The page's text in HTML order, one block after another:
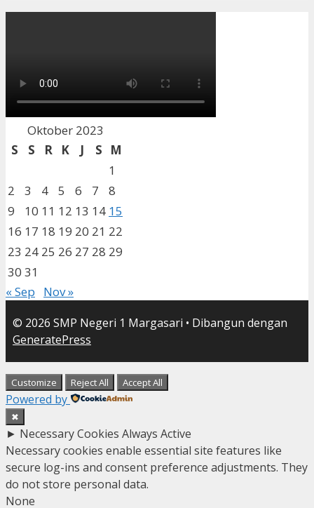
Oktober 2023
S
S R K J S
M
1
2
3 4 5 6 7
8
9
10 11 12 13 14 15
16 17 18 19 20 21 22
23 24 25 26 27 28 29
30 31
« Sep
Nov »
© 2026 SMP Negeri 1 Margasari • Dibangun dengan
GeneratePress
Customize Reject All Accept All
Powered by
✖
► Necessary Cookies Always Active
Necessary cookies enable essential site features like
secure log-ins and consent preference adjustments. They
do not store personal data.
None